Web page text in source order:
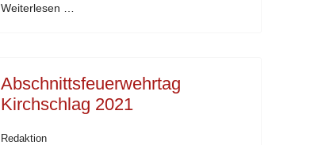
Weiterlesen …
Abschnittsfeuerwehrtag
Kirchschlag 2021
Redaktion